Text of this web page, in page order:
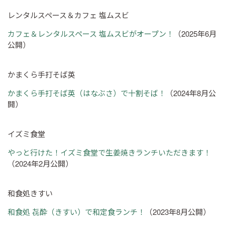
レンタルスペース＆カフェ 塩ムスビ
カフェ＆レンタルスペース 塩ムスビがオープン！
（2025年6月
公開）
かまくら手打そば英
かまくら手打そば英（はなぶさ）で十割そば！
（2024年8月公
開）
イズミ食堂
やっと行けた！イズミ食堂で生姜焼きランチいただきます！
（2024年2月公開）
和食処きすい
和食処 㐂酔（きすい）で和定食ランチ！
（2023年8月公開）